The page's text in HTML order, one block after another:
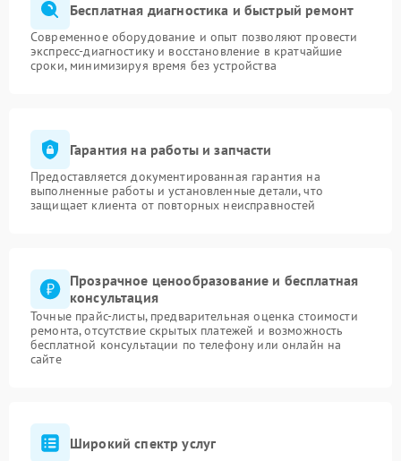
Бесплатная диагностика и быстрый ремонт
Современное оборудование и опыт позволяют провести
экспресс-диагностику и восстановление в кратчайшие
сроки, минимизируя время без устройства
Гарантия на работы и запчасти
Предоставляется документированная гарантия на
выполненные работы и установленные детали, что
защищает клиента от повторных неисправностей
Прозрачное ценообразование и бесплатная
консультация
Точные прайс-листы, предварительная оценка стоимости
ремонта, отсутствие скрытых платежей и возможность
бесплатной консультации по телефону или онлайн на
сайте
Широкий спектр услуг